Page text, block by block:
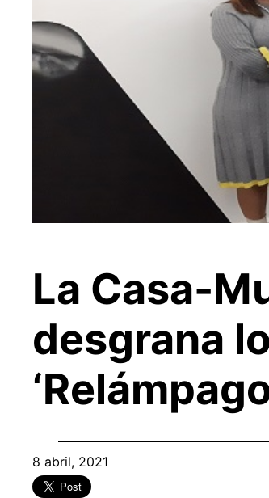
La Casa-
desgrana
8 abril, 2021